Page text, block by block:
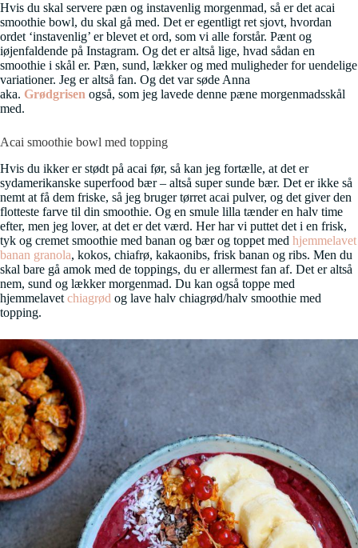
Hvis du skal servere pæn og instavenlig morgenmad, så er det acai
smoothie bowl, du skal gå med. Det er egentligt ret sjovt, hvordan
ordet ‘instavenlig’ er blevet et ord, som vi alle forstår. Pænt og
iøjenfaldende på Instagram. Og det er altså lige, hvad sådan en
smoothie i skål er. Pæn, sund, lækker og med muligheder for uendelige
variationer. Jeg er altså fan. Og det var søde Anna
aka. Grødgrisen også, som jeg lavede denne pæne morgenmadsskål
med.
Acai smoothie bowl med topping
Hvis du ikker er stødt på acai før, så kan jeg fortælle, at det er
sydamerikanske superfood bær – altså super sunde bær. Det er ikke så
nemt at få dem friske, så jeg bruger tørret acai pulver, og det giver den
flotteste farve til din smoothie. Og en smule lilla tænder en halv time
efter, men jeg lover, at det er det værd. Her har vi puttet det i en frisk,
tyk og cremet smoothie med banan og bær og toppet med hjemmelavet
banan granola, kokos, chiafrø, kakaonibs, frisk banan og ribs. Men du
skal bare gå amok med de toppings, du er allermest fan af. Det er altså
nem, sund og lækker morgenmad. Du kan også toppe med
hjemmelavet chiagrød og lave halv chiagrød/halv smoothie med
topping.